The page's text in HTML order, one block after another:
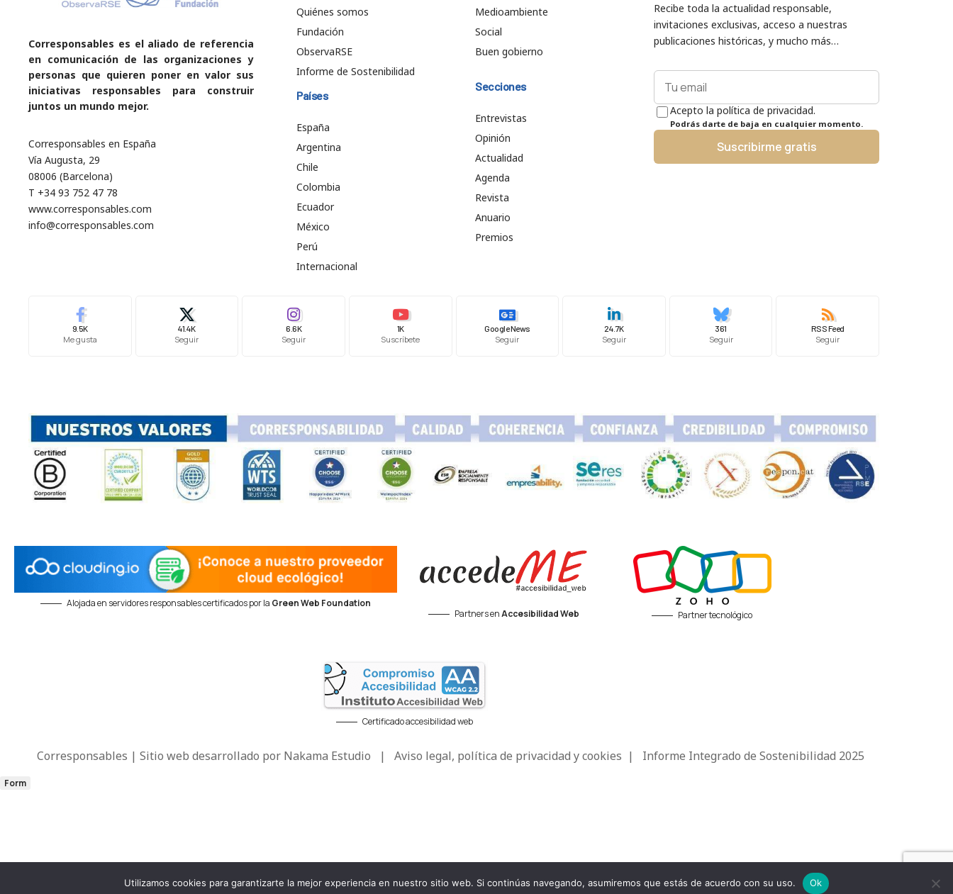
Corresponsables es el aliado de referencia
en comunicación de las organizaciones y
personas que quieren poner en valor sus
iniciativas responsables para construir
juntos un mundo mejor.
Corresponsables en España
Vía Augusta, 29
08006 (Barcelona)
T +34 93 752 47 78
www.corresponsables.com
info@corresponsables.com
Quiénes somos
Fundación
ObservaRSE
Informe de Sostenibilidad
Países
España
Argentina
Chile
Colombia
Ecuador
México
Perú
Internacional
Medioambiente
Social
Buen gobierno
Secciones
Entrevistas
Opinión
Actualidad
Agenda
Revista
Anuario
Premios
Recibe toda la actualidad responsable,
invitaciones exclusivas, acceso a nuestras
publicaciones históricas, y mucho más…
Acepto la política de privacidad.
Podrás darte de baja en cualquier momento.
Suscribirme gratis
9.5K
Me gusta
41.4K
Seguir
6.6K
Seguir
1K
Suscríbete
Google News
Seguir
24.7K
Seguir
361
Seguir
RSS Feed
Seguir
Alojada en servidores responsables certificados por la Green Web Foundation
Partners enAccesibilidad Web Partner tecnológico
Certificado accesibilidad web
Corresponsables | Sitio web desarrollado por Nakama Estudio | Aviso legal, política de privacidad y cookies | Informe Integrado de Sostenibilidad 2025
Form
Utilizamos cookies para garantizarte la mejor experiencia en nuestro sitio web. Si continúas navegando, asumiremos que estás de acuerdo con su uso. Ok